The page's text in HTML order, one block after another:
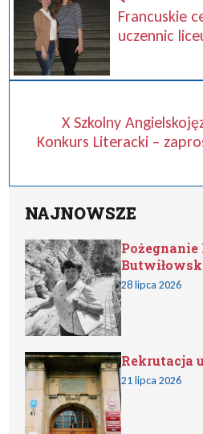
Francuskie
uczennic
X Szkolny
Konkurs Literacki –
NAJNOWSZE
28 lipca 2026
Rekrutacja
21 lipca 2026